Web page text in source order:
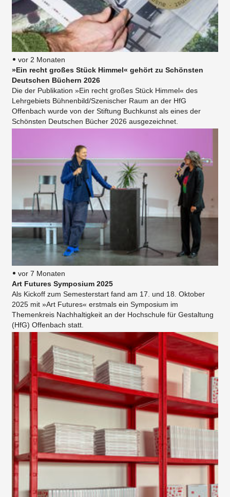
vor 2 Monaten
»Ein recht großes Stück Himmel« gehört zu Schönsten
Deutschen Büchern 2026
Die der Publikation »Ein recht großes Stück Himmel« des
Lehrgebiets Bühnenbild/Szenischer Raum an der HfG
Offenbach wurde von der Stiftung Buchkunst als eines der
Schönsten Deutschen Bücher 2026 ausgezeichnet.
vor 7 Monaten
Art Futures Symposium 2025
Als Kickoff zum Semesterstart fand am 17. und 18. Oktober
2025 mit »Art Futures« erstmals ein Symposium im
Themenkreis Nachhaltigkeit an der Hochschule für Gestaltung
(HfG) Offenbach statt.